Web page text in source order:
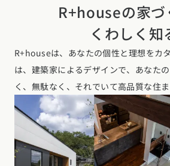
R+houseの家づ
くわしく知
R+houseは、あなたの個性と理想をカ
は、建築家によるデザインで、あなた
く、無駄なく、それでいて高品質な住